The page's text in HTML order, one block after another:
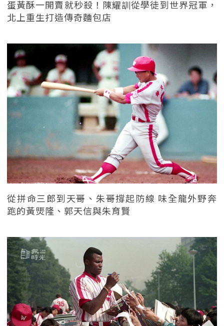
蛋黃酥一開賣就秒殺！陳耀訓從學徒到世界冠軍，
北上重生打造傳奇麵包店
從拼命三郎到天哥、朱哥撐起防線 味全龍外野奔
跑的黃煚隆、郭天信與朱育賢